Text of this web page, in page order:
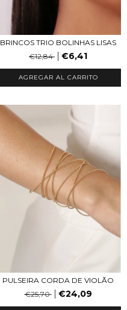
BRINCOS TRIO BOLINHAS LISAS
€12,84
€6,41
AGREGAR AL CARRITO
PULSEIRA CORDA DE VIOLÃO
€25,70
€24,09